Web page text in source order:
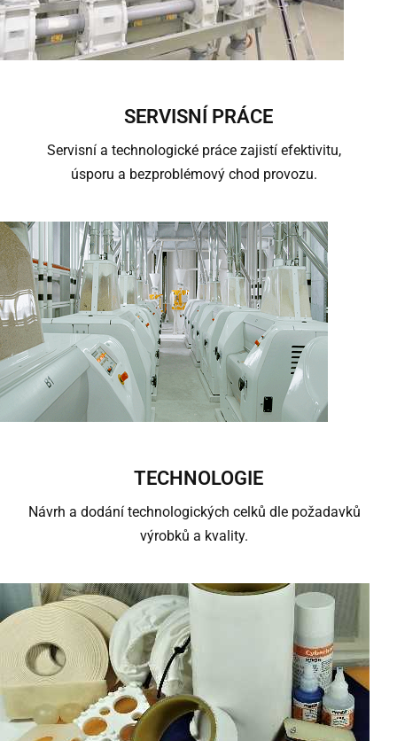
SERVISNÍ PRÁCE
Servisní a technologické práce zajistí efektivitu,
úsporu a bezproblémový chod provozu.
TECHNOLOGIE
Návrh a dodání technologických celků dle požadavků
výrobků a kvality.